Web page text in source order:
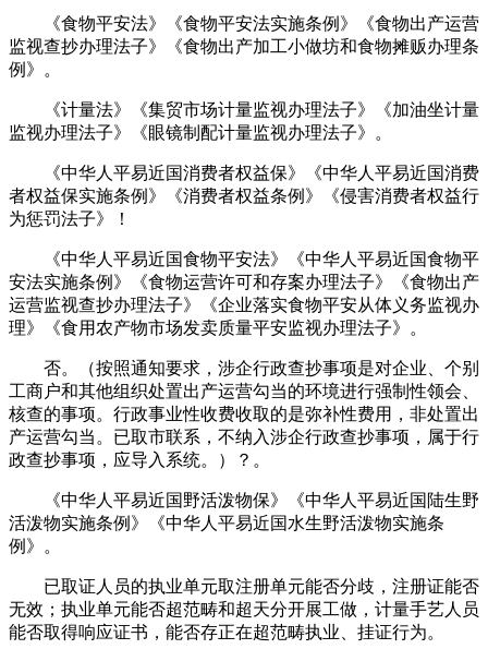
《食物平安法》《食物平安法实施条例》《食物出产运营
监视查抄办理法子》《食物出产加工小做坊和食物摊贩办理条
例》。
《计量法》《集贸市场计量监视办理法子》《加油坐计量
监视办理法子》《眼镜制配计量监视办理法子》。
《中华人平易近国消费者权益保》《中华人平易近国消费
者权益保实施条例》《消费者权益条例》《侵害消费者权益行
为惩罚法子》！
《中华人平易近国食物平安法》《中华人平易近国食物平
安法实施条例》《食物运营许可和存案办理法子》《食物出产
运营监视查抄办理法子》《企业落实食物平安从体义务监视办
理》《食用农产物市场发卖质量平安监视办理法子》。
否。（按照通知要求，涉企行政查抄事项是对企业、个别
工商户和其他组织处置出产运营勾当的环境进行强制性领会、
核查的事项。行政事业性收费收取的是弥补性费用，非处置出
产运营勾当。已取市联系，不纳入涉企行政查抄事项，属于行
政查抄事项，应导入系统。）？。
《中华人平易近国野活泼物保》《中华人平易近国陆生野
活泼物实施条例》《中华人平易近国水生野活泼物实施条
例》。
已取证人员的执业单元取注册单元能否分歧，注册证能否
无效；执业单元能否超范畴和超天分开展工做，计量手艺人员
能否取得响应证书，能否存正在超范畴执业、挂证行为。